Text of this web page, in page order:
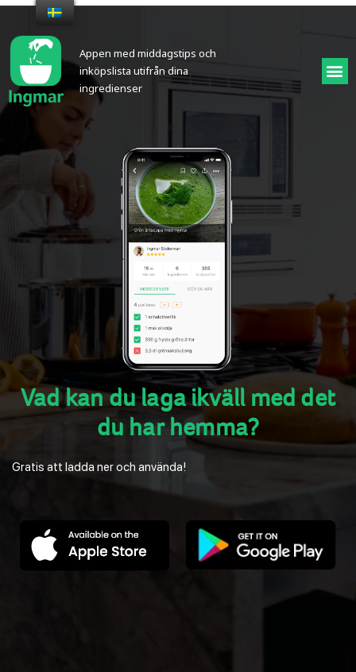
Appen med middagstips och
inköpslista utifrån dina
ingredienser
Vad kan du laga ikväll med det
du har hemma?
Gratis att ladda ner och använda!